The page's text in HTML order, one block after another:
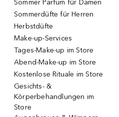
Sommer Parfum für Damen
Sommerdüfte für Herren
Herbstdüfte
Make-up-Services
Tages-Make-up im Store
Abend-Make-up im Store
Kostenlose Rituale im Store
Gesichts- &
Körperbehandlungen im
Store